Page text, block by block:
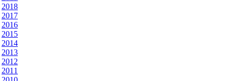
2018
2017
2016
2015
2014
2013
2012
2011